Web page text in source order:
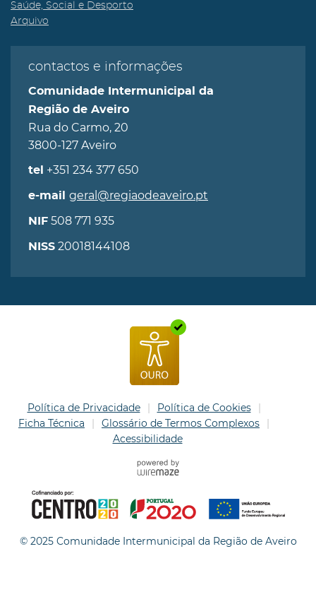
Saúde, Social e Desporto
Arquivo
contactos e informações
Comunidade Intermunicipal da
Região de Aveiro
Rua do Carmo, 20
3800-127 Aveiro
tel +351 234 377 650
e-mail geral@regiaodeaveiro.pt
NIF 508 771 935
NISS 20018144108
Política de Privacidade
Política de Cookies
Ficha Técnica
Glossário de Termos Complexos
Acessibilidade
© 2025 Comunidade Intermunicipal da Região de Aveiro